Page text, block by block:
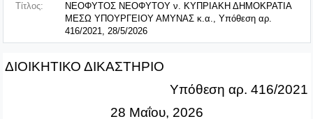
Τίτλος:
ΝΕΟΦΥΤΟΣ ΝΕΟΦΥΤΟΥ ν. ΚΥΠΡΙΑΚΗ ΔΗΜΟΚΡΑΤΙΑ
ΜΕΣΩ ΥΠΟΥΡΓΕΙΟΥ ΑΜΥΝΑΣ κ.α., Υπόθεση αρ.
416/2021, 28/5/2026
ΔΙΟΙΚΗΤΙΚΟ ΔΙΚΑΣΤΗΡΙΟ
Υπόθεση αρ. 416/2021
28 Μαΐου, 2026